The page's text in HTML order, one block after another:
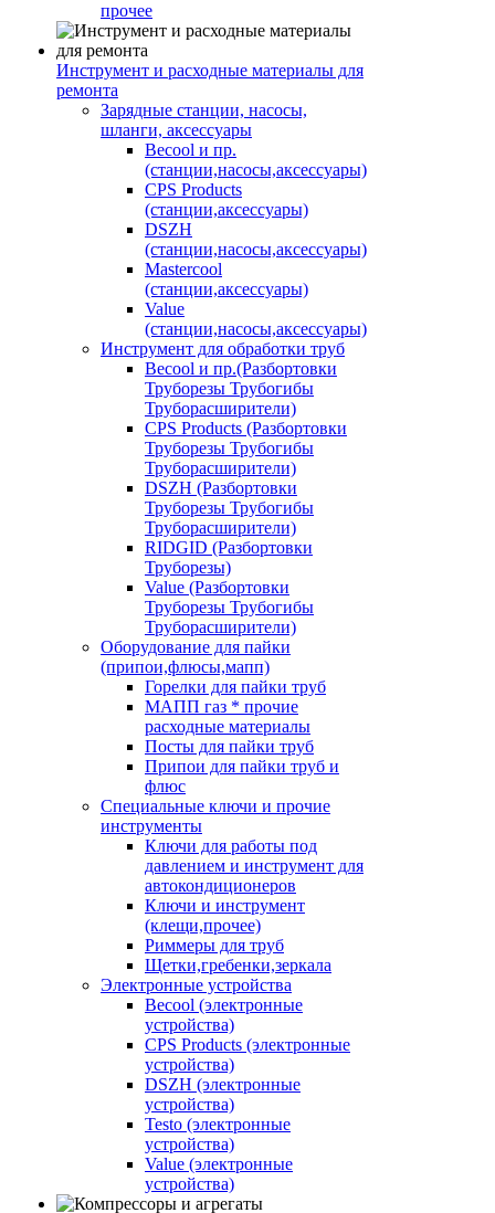
прочее
Инструмент и расходные материалы для
ремонта
Зарядные станции, насосы,
шланги, аксессуары
Becool и пр.
(станции,насосы,аксессуары)
CPS Products
(станции,аксессуары)
DSZH
(станции,насосы,аксессуары)
Mastercool
(станции,аксессуары)
Value
(станции,насосы,аксессуары)
Инструмент для обработки труб
Becool и пр.(Разбортовки
Труборезы Трубогибы
Труборасширители)
CPS Products (Разбортовки
Труборезы Трубогибы
Труборасширители)
DSZH (Разбортовки
Труборезы Трубогибы
Труборасширители)
RIDGID (Разбортовки
Труборезы)
Value (Разбортовки
Труборезы Трубогибы
Труборасширители)
Оборудование для пайки
(припои,флюсы,мапп)
Горелки для пайки труб
МАПП газ * прочие
расходные материалы
Посты для пайки труб
Припои для пайки труб и
флюс
Специальные ключи и прочие
инструменты
Ключи для работы под
давлением и инструмент для
автокондиционеров
Ключи и инструмент
(клещи,прочее)
Риммеры для труб
Щетки,гребенки,зеркала
Электронные устройства
Becool (электронные
устройства)
CPS Products (электронные
устройства)
DSZH (электронные
устройства)
Testo (электронные
устройства)
Value (электронные
устройства)